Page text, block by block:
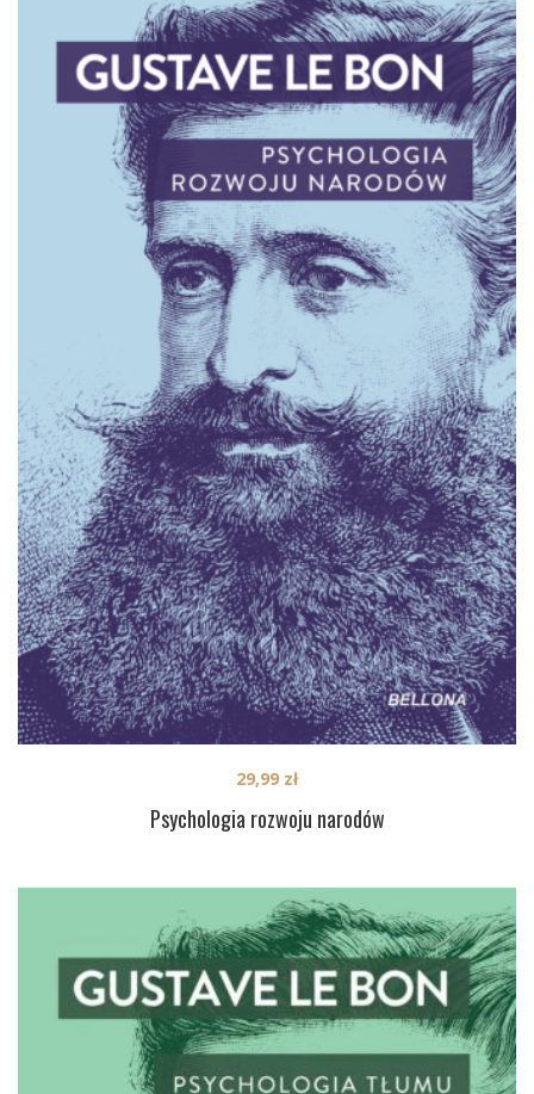
Psychologia rozwoju narodów
29,99 zł